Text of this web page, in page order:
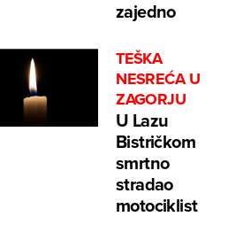
zajedno
TEŠKA
NESREĆA U
ZAGORJU
U Lazu
Bistričkom
smrtno
stradao
motociklist